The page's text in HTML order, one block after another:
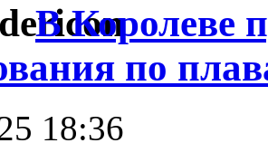
В Королеве
по
18:36